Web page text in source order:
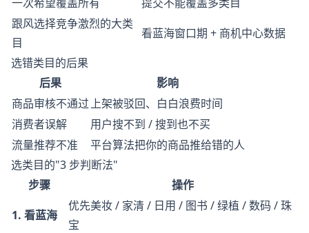
跟风选择竞争激烈的大类
目
看蓝海窗口期 + 商机中心数据
选错类目的后果
后果
影响
商品审核不通过上架被驳回、白白浪费时间
消费者误解
用户搜不到 / 搜到也不买
流量推荐不准
平台算法把你的商品推给错的人
选类目的"3 步判断法"
步骤
操作
1. 看蓝海
优先美妆 / 家清 / 日用 / 图书 / 绿植 / 数码 / 珠
宝